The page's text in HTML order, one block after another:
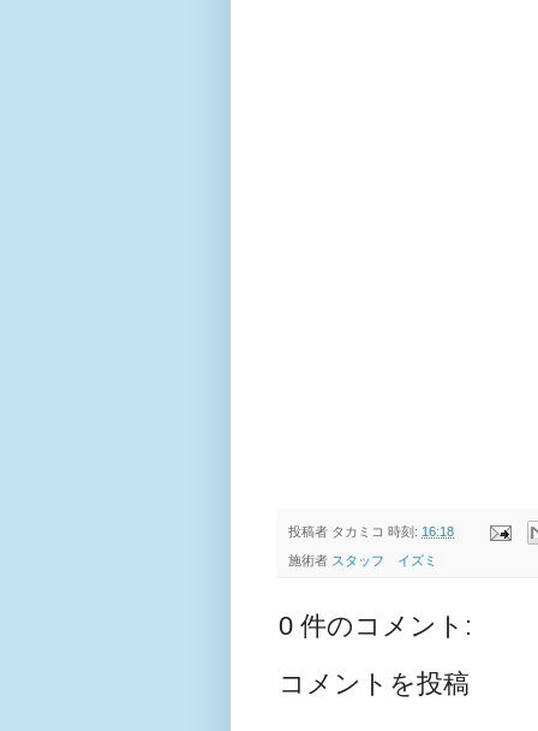
投稿者 タカミコ 時刻: 16:18
施術者 スタッフ イズミ
0 件のコメント:
コメントを投稿